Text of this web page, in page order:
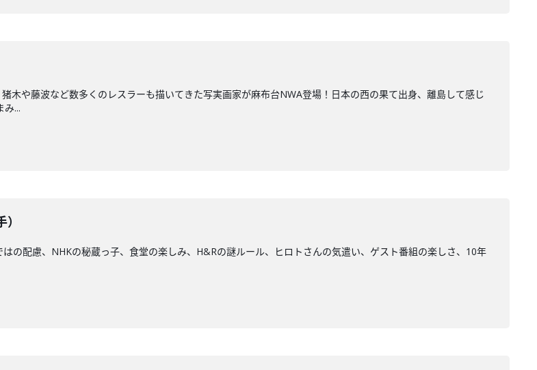
木や藤波など数多くのレスラーも描いてきた写実画家が麻布台NWA登場！日本の西の果て出身、離島して感じ
み...
の配慮、NHKの秘蔵っ子、食堂の楽しみ、H&Rの謎ルール、ヒロトさんの気遣い、ゲスト番組の楽しさ、10年